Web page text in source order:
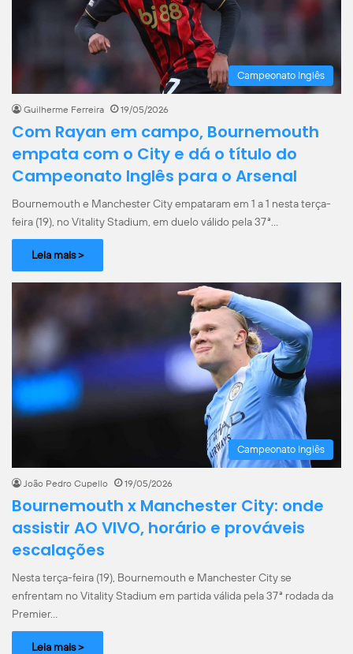
Campeonato Inglês
Guilherme Ferreira 19/05/2026
Com Rayan em campo, Bournemouth
empata com o City e dá o título do
Campeonato Inglês para o Arsenal
Bournemouth e Manchester City empataram em 1 a 1 nesta terça-
feira (19), no Vitality Stadium, em duelo válido pela 37ª…
Leia mais >
Campeonato Inglês
João Pedro Cupello 19/05/2026
Bournemouth x Manchester City: onde
assistir AO VIVO, horário e prováveis
escalações
Nesta terça-feira (19), Bournemouth e Manchester City se
enfrentam no Vitality Stadium em partida válida pela 37ª rodada da
Premier…
Leia mais >